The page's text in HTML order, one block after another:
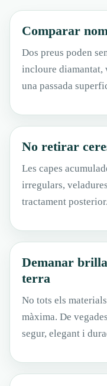
Comparar
Dos preus poden
incloure diamantat,
una passada
No retirar
Les capes
irregulars,
tractament posterior.
Demanar
terra
No tots els
màxima. De
segur, elegant i